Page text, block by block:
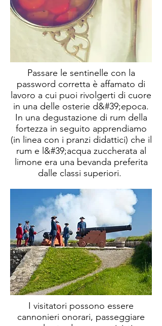
Passare le sentinelle con la
password corretta è affamato di
lavoro a cui puoi rivolgerti di cuore
in una delle osterie d&#39;epoca.
In una degustazione di rum della
fortezza in seguito apprendiamo
(in linea con i pranzi didattici) che il
rum e l&#39;acqua zuccherata al
limone era una bevanda preferita
dalle classi superiori.
I visitatori possono essere
cannonieri onorari, passeggiare